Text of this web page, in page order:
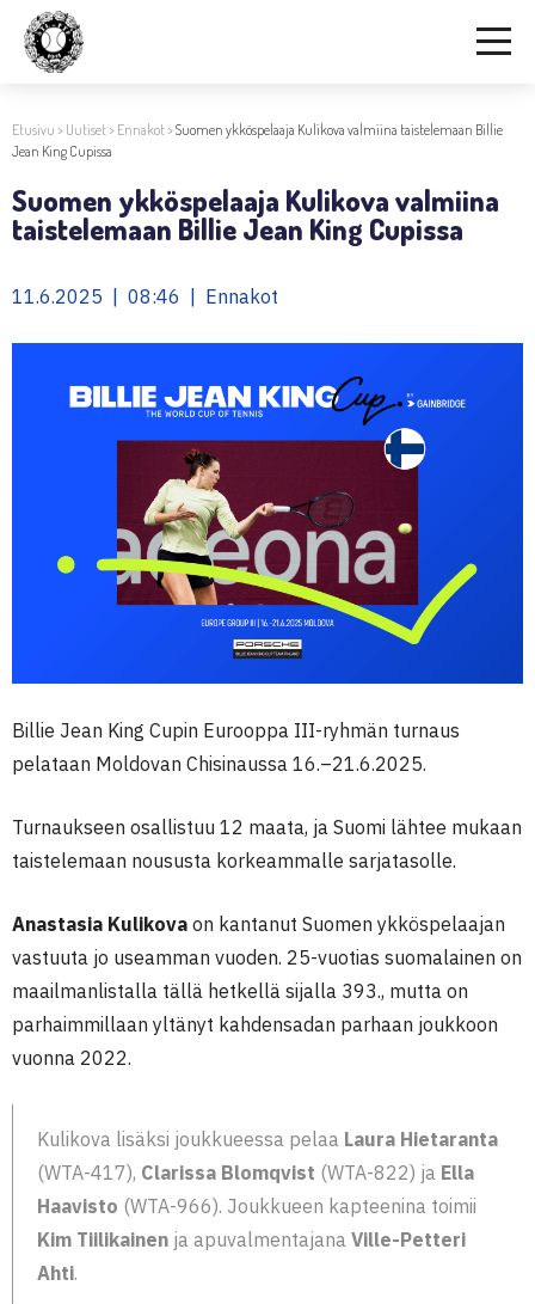
Etusivu > Uutiset> Ennakot>Suomen ykköspelaaja Kulikova valmiina taistelemaan Billie
Jean King Cupissa
Suomen ykköspelaaja Kulikova valmiina
taistelemaan Billie Jean King Cupissa
11.6.2025 | 08:46 | Ennakot
Billie Jean King Cupin Eurooppa III-ryhmän turnaus
pelataan Moldovan Chisinaussa 16.–21.6.2025.
Turnaukseen osallistuu 12 maata, ja Suomi lähtee mukaan
taistelemaan noususta korkeammalle sarjatasolle.
Anastasia Kulikova on kantanut Suomen ykköspelaajan
vastuuta jo useamman vuoden. 25-vuotias suomalainen on
maailmanlistalla tällä hetkellä sijalla 393., mutta on
parhaimmillaan yltänyt kahdensadan parhaan joukkoon
vuonna 2022.
Kulikova lisäksi joukkueessa pelaa Laura Hietaranta
(WTA-417), Clarissa Blomqvist (WTA-822) ja Ella
Haavisto (WTA-966). Joukkueen kapteenina toimii
Kim Tiilikainen ja apuvalmentajana Ville-Petteri
Ahti.